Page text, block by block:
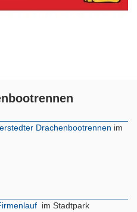
Drachenbootrennen im
im Stadtpark